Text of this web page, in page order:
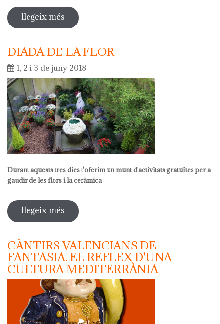
llegeix més sobre activitats pedagògiques
DIADA DE LA FLOR
1, 2 i 3 de juny 2018
Durant aquests tres dies t'oferim un munt d'activitats gratuïtes per a
gaudir de les flors i la ceràmica
llegeix més sobre diada de la flor
CÀNTIRS VALENCIANS DE
FANTASIA. EL REFLEX D'UNA
CULTURA MEDITERRÀNIA